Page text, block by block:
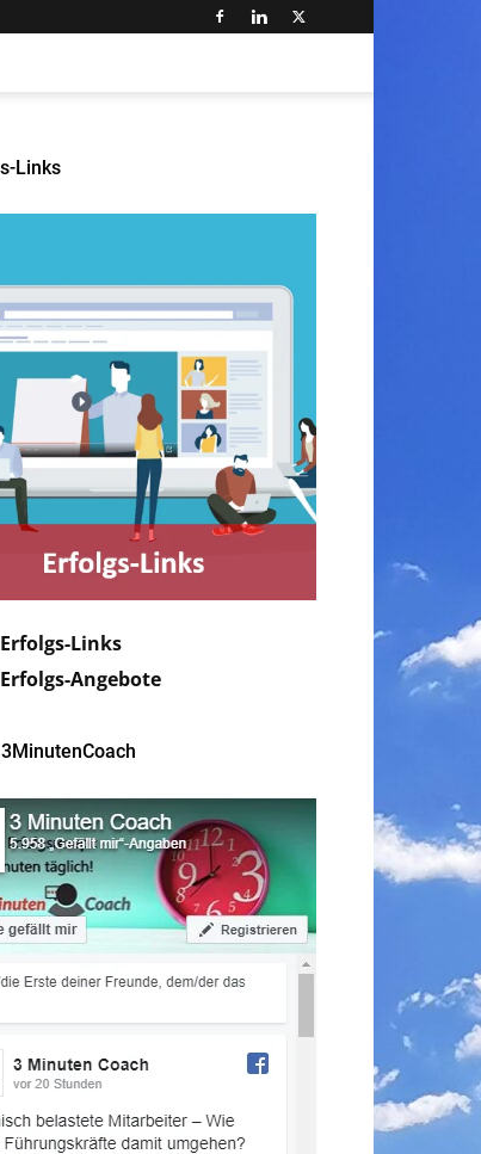
Links
Links
Angebote